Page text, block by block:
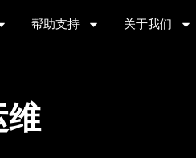
帮助支持 关于我们
维